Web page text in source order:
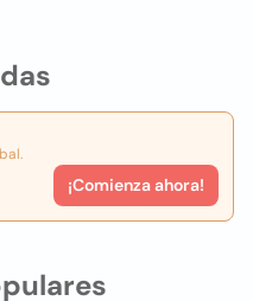
¡Comienza ahora!